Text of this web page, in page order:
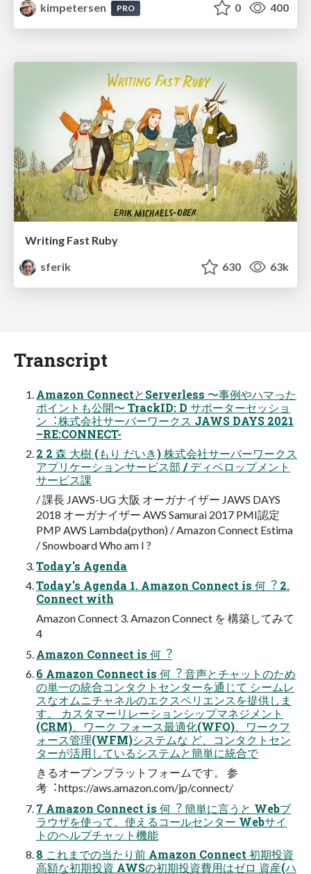
kimpetersen
PRO 0 400
Writing Fast Ruby
sferik
630 63k
Transcript
Amazon ConnectとServerless 〜事例やハマった
ポイントも公開〜 TrackID: D サポーターセッショ
ン︓株式会社サーバーワークス JAWS DAYS 2021
–RE:CONNECT-
2 2 森 ⼤樹 (もり だいき) 株式会社サーバーワークス
アプリケーションサービス部 / ディベロップメント
サービス課
/ 課⻑ JAWS-UG ⼤阪 オーガナイザー JAWS DAYS
2018 オーガナイザー AWS Samurai 2017 PMI認定
PMP AWS Lambda(python) / Amazon Connect Estima
/ Snowboard Who am I ?
Today's Agenda
Today's Agenda 1. Amazon Connect is 何︖ 2.
Connect with
Amazon Connect 3. Amazon Connect を 構築してみて
4
Amazon Connect is 何︖
6 Amazon Connect is 何︖ ⾳声とチャットのため
の単⼀の統合コンタクトセンターを通じて シームレ
スなオムニチャネルのエクスペリエンスを提供しま
す。 カスタマーリレーションシップマネジメント
(CRM)、ワーク フォース最適化(WFO)、ワークフ
ォース管理(WFM)システムな ど、コンタクトセン
ターが活⽤しているシステムと簡単に統合で
きるオープンプラットフォームです。 参
考︓https://aws.amazon.com/jp/connect/
7 Amazon Connect is 何︖ 簡単に⾔うと Webブ
ラウザを使って、使えるコールセンター Webサイ
トのヘルプチャット機能
8 これまでの当たり前 Amazon Connect 初期投資
⾼額な初期投資 AWSの初期投資費⽤はゼロ 資産(ハ